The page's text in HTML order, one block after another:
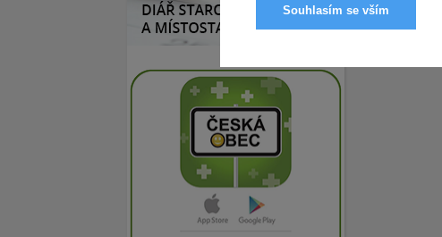
Souhlasím se vším